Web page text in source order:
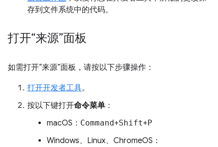
存到文件系统中的代码。
打开“来源”面板
如需打开“来源”面板，请按以下步骤操作：
打开开发者工具。
按以下键打开命令菜单 ：
macOS： Command+Shift+P
Windows、Linux、ChromeOS：